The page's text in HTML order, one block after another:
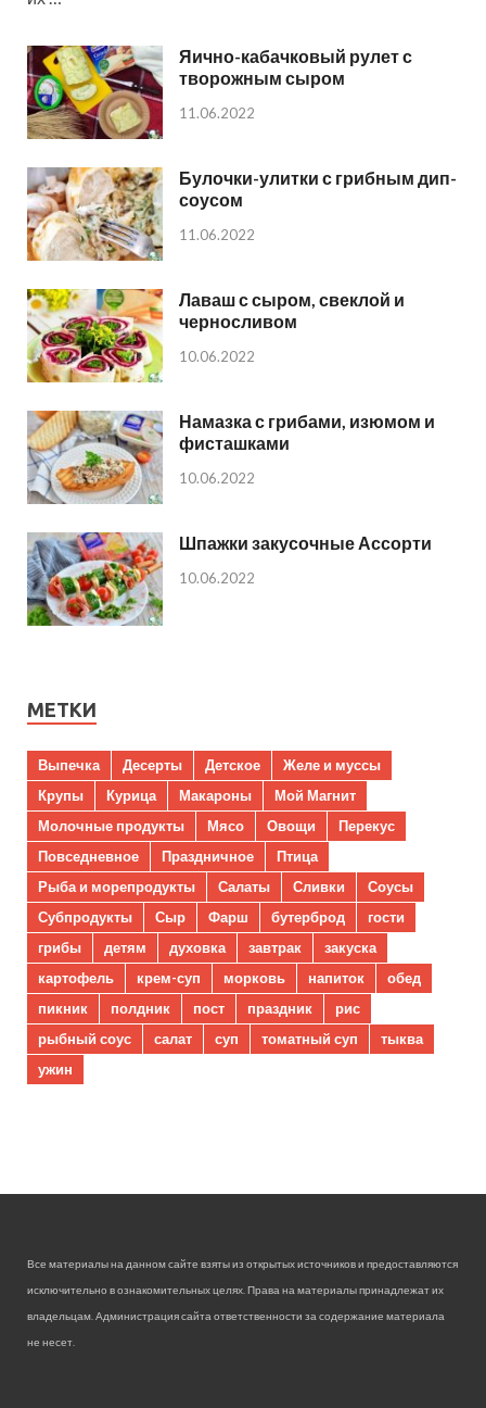
Яично-кабачковый рулет с
творожным сыром
11.06.2022
Булочки-улитки с грибным дип-
соусом
11.06.2022
Лаваш с сыром, свеклой и
черносливом
10.06.2022
Намазка с грибами, изюмом и
фисташками
10.06.2022
Шпажки закусочные Ассорти
10.06.2022
МЕТКИ
Выпечка Десерты Детское
Желе и муссы
Крупы
Курица Макароны
Мой Магнит
Молочные продукты
Мясо Овощи
Перекус
Повседневное
Праздничное
Птица
Рыба и морепродукты
Салаты Сливки
Соусы
Субпродукты
Сыр Фарш бутерброд
гости
грибы
детям духовка завтрак
закуска
картофель
крем-суп морковь напиток
обед
пикник
полдник пост праздник
рис
рыбный соус
салат суп томатный суп
тыква
ужин
Все материалы на данном сайте взяты из открытых источников и предоставляются
исключительно в ознакомительных целях. Права на материалы принадлежат их
владельцам. Администрация сайта ответственности за содержание материала
не несет.